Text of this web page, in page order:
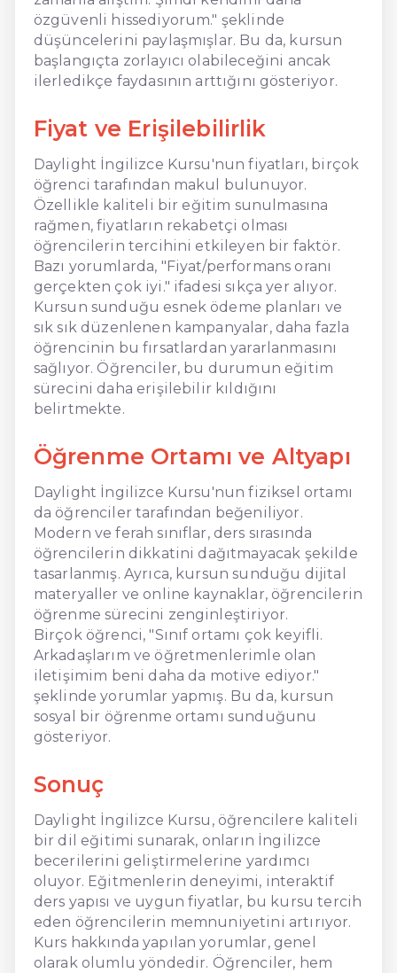
özgüvenli hissediyorum." şeklinde
düşüncelerini paylaşmışlar. Bu da, kursun
başlangıçta zorlayıcı olabileceğini ancak
ilerledikçe faydasının arttığını gösteriyor.
Fiyat ve Erişilebilirlik
Daylight İngilizce Kursu'nun fiyatları, birçok
öğrenci tarafından makul bulunuyor.
Özellikle kaliteli bir eğitim sunulmasına
rağmen, fiyatların rekabetçi olması
öğrencilerin tercihini etkileyen bir faktör.
Bazı yorumlarda, "Fiyat/performans oranı
gerçekten çok iyi." ifadesi sıkça yer alıyor.
Kursun sunduğu esnek ödeme planları ve
sık sık düzenlenen kampanyalar, daha fazla
öğrencinin bu fırsatlardan yararlanmasını
sağlıyor. Öğrenciler, bu durumun eğitim
sürecini daha erişilebilir kıldığını
belirtmekte.
Öğrenme Ortamı ve Altyapı
Daylight İngilizce Kursu'nun fiziksel ortamı
da öğrenciler tarafından beğeniliyor.
Modern ve ferah sınıflar, ders sırasında
öğrencilerin dikkatini dağıtmayacak şekilde
tasarlanmış. Ayrıca, kursun sunduğu dijital
materyaller ve online kaynaklar, öğrencilerin
öğrenme sürecini zenginleştiriyor.
Birçok öğrenci, "Sınıf ortamı çok keyifli.
Arkadaşlarım ve öğretmenlerimle olan
iletişimim beni daha da motive ediyor."
şeklinde yorumlar yapmış. Bu da, kursun
sosyal bir öğrenme ortamı sunduğunu
gösteriyor.
Sonuç
Daylight İngilizce Kursu, öğrencilere kaliteli
bir dil eğitimi sunarak, onların İngilizce
becerilerini geliştirmelerine yardımcı
oluyor. Eğitmenlerin deneyimi, interaktif
ders yapısı ve uygun fiyatlar, bu kursu tercih
eden öğrencilerin memnuniyetini artırıyor.
Kurs hakkında yapılan yorumlar, genel
olarak olumlu yöndedir. Öğrenciler, hem